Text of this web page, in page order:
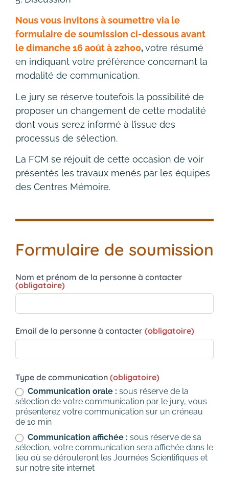
Nous vous invitons à soumettre via le
formulaire de soumission ci-dessous avant
le dimanche 16 août à 22h00,votre résumé
en indiquant votre préférence concernant la
modalité de communication.
Le jury se réserve toutefois la possibilité de
proposer un changement de cette modalité
dont vous serez informé à l’issue des
processus de sélection.
La FCM se réjouit de cette occasion de voir
présentés les travaux menés par les équipes
des Centres Mémoire.
Formulaire de soumission
Appel à
communication
JSFCM
Nom et prénom de la personne à contacter
(obligatoire)
Email de la personne à contacter (obligatoire)
Type de communication (obligatoire)
Communication orale : sous réserve de la
sélection de votre communication par le jury, vous
présenterez votre communication sur un créneau
de 10 min
Communication affichée : sous réserve de sa
sélection, votre communication sera affichée dans le
lieu où se dérouleront les Journées Scientifiques et
sur notre site internet